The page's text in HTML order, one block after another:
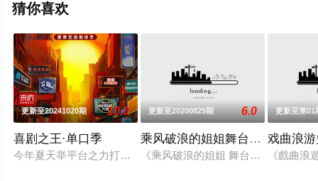
猜你喜欢
更新至20241020期 10.0
喜剧之王·单口季
今年夏天举平台之力打造的S+级全新喜剧IP。周星驰将作为节
更新至20200829期 6.0
乘风破浪的姐姐舞台完整版
《乘风破浪的姐姐 舞台完整版》是
更新至第01
戏曲浪
《戲曲浪